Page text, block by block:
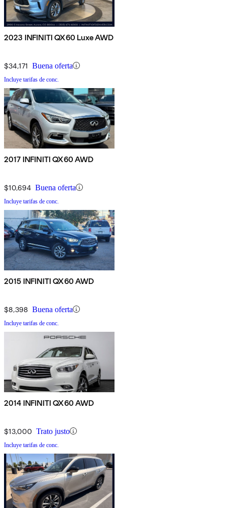
2023 INFINITI QX60 Luxe AWD
$34,171 Buena oferta
Incluye tarifas de conc.
2017 INFINITI QX60 AWD
$10,694 Buena oferta
Incluye tarifas de conc.
2015 INFINITI QX60 AWD
$8,398 Buena oferta
Incluye tarifas de conc.
2014 INFINITI QX60 AWD
$13,000 Trato justo
Incluye tarifas de conc.